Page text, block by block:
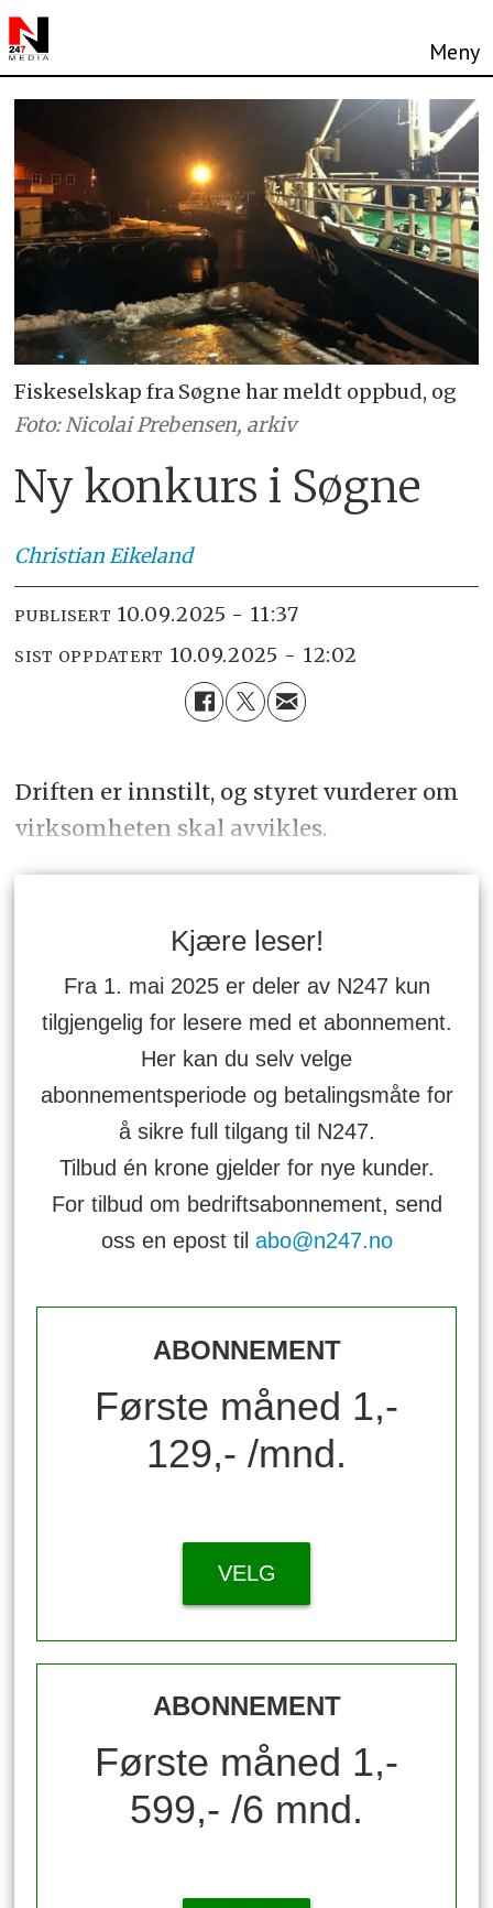
Fiskeselskap fra Søgne har meldt oppbud, og
Foto: Nicolai Prebensen, arkiv
Ny konkurs i Søgne
ChristianEikeland
PUBLISERT 10.09.2025 - 11:37
SIST OPPDATERT 10.09.2025 - 12:02
Driften er innstilt, og styret vurderer om
virksomheten skal avvikles.
Kjære leser!
Fra 1. mai 2025 er deler av N247 kun
tilgjengelig for lesere med et abonnement.
Her kan du selv velge
abonnementsperiode og betalingsmåte for
å sikre full tilgang til N247.
Tilbud én krone gjelder for nye kunder.
For tilbud om bedriftsabonnement, send
oss en epost til abo@n247.no
ABONNEMENT
Første måned 1,-
129,- /mnd.
VELG
ABONNEMENT
Første måned 1,-
599,- /6 mnd.